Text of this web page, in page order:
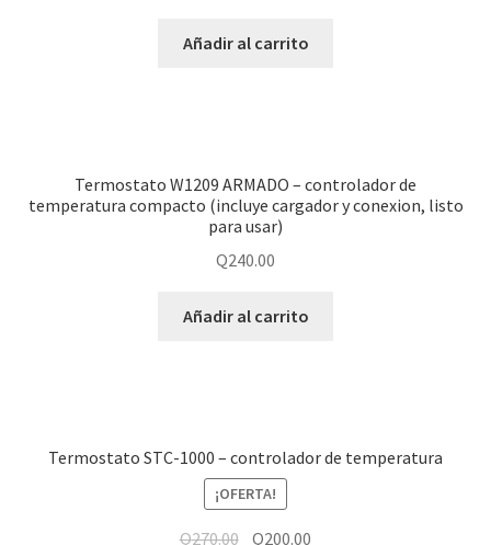
Añadir al carrito
Termostato W1209 ARMADO – controlador de
temperatura compacto (incluye cargador y conexion, listo
para usar)
Q240.00
Añadir al carrito
Termostato STC-1000 – controlador de temperatura
¡OFERTA!
Q270.00 Q200.00